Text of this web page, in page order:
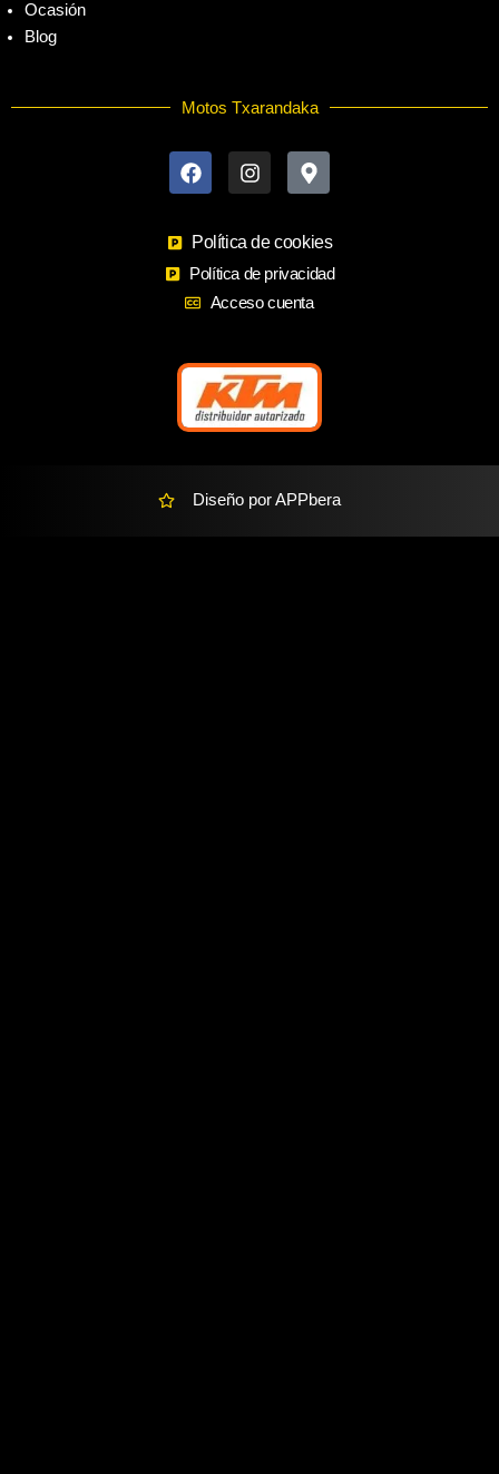
Ocasión
Blog
Motos Txarandaka
a
c
o
o
k
n
s
g
r
a
m
a
p
a
r
k
e
a
Política de cookies
Política de privacidad
Acceso cuenta
Diseño por APPbera